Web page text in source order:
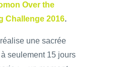
Over the
Challenge 2016.
une sacrée
seulement 15 jours